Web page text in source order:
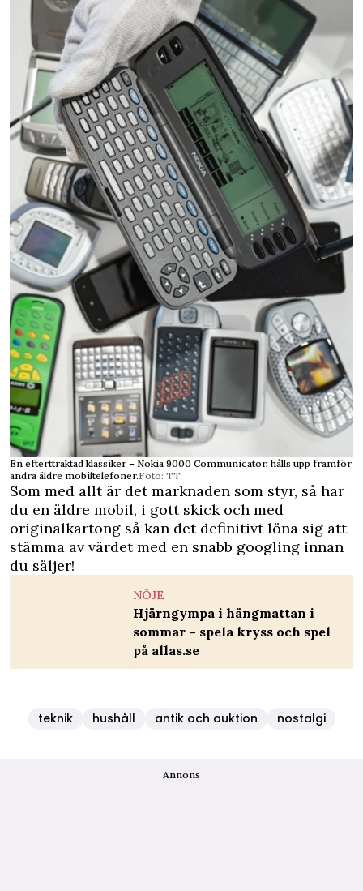
En efterttraktad klassiker – Nokia 9000 Communicator, hålls upp framför
andra äldre mobiltelefoner.Foto: TT
Som med allt är det marknaden som styr, så har
du en äldre mobil, i gott skick och med
originalkartong så kan det definitivt löna sig att
stämma av värdet med en snabb googling innan
du säljer!
NÖJE
Hjärngympa i hängmattan i
sommar – spela kryss och spel
på allas.se
teknik hushåll antik och auktion nostalgi
Annons